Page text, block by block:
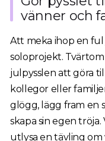
vänner och
Att meka ihop en
soloprojekt.
julpysslen att göra
kollegor eller
glögg, lägg fram en
skapa sin egen
utlysa en tävling om